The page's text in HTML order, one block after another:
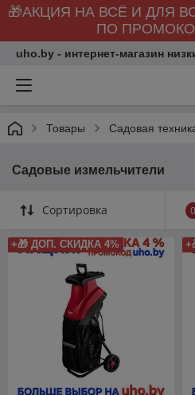
🎁АКЦИЯ НА ВСЁ И ДЛЯ
ПО
uho.by - интернет-магазин
Товары Садовая
Садовые измельчители
Сортировка 0
+🎁 ДОП. СКИДКА 4%